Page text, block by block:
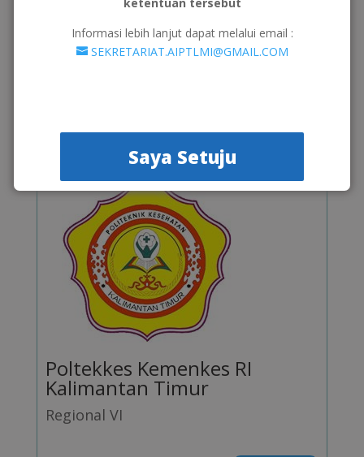
Jakarta III
Regional III
Poltekkes Kemenkes RI
Kalimantan Timur
Regional VI
Informasi lebih lanjut dapat melalui email :
SEKRETARIAT.AIPTLMI@GMAIL.COM
Saya Setuju